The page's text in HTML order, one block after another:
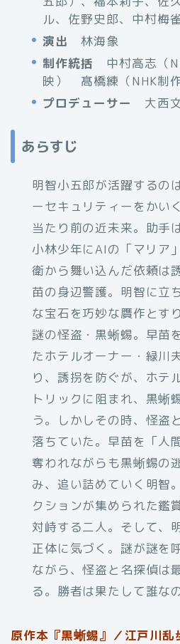
ル、佐野史郎、中村梅
演出 林海象
制作統括 中村高志（
映） 髙橋練（NHK制
プロデューサー
大西
あらすじ
明智小五郎が活躍するの
ーセキュリティーをかい
当たり前の近未来。助手
小林少年にAIの「マリア
衛から舞い込んだ依頼は
苗の身辺警護。明智に立
な宝石を巧妙な贋作とす
謎の怪盗・黒蜥蜴。早苗
たホテルオーナー・緑川
り、誘拐を防ぐが、ホテ
トリックに阻まれ、黒蜥
う。しかしその時、怪盗
落ちていた。早苗を「人
奪われながらも黒蜥蜴の
み、追い詰めていく明智
クションが集められた鑑
対峙する二人。そして、
正体に気づく。謎が謎を
ながら、怪盗と名探偵は
る。勝者は果たして誰なの
原作本『黒蜥蜴』／江戸川乱